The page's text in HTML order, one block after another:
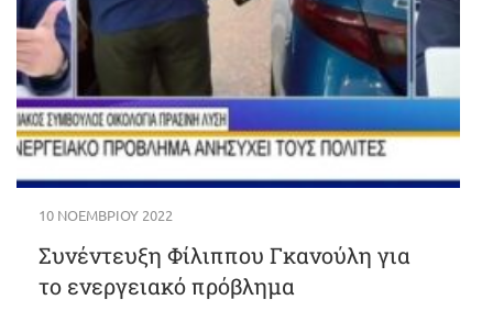
10 ΝΟΕΜΒΡΊΟΥ 2022
Συνέντευξη Φίλιππου Γκανούλη για
το ενεργειακό πρόβλημα